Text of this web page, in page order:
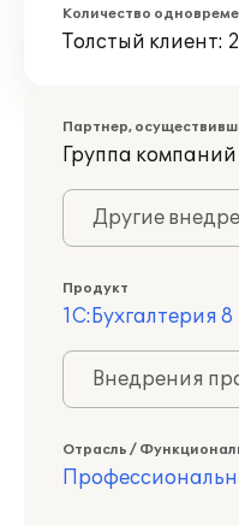
Количество
Толстый клиент: 2
Партнер,
Группа
Другие
Продукт
1С:Бухгалтерия 8
Внедрения
Отрасль /